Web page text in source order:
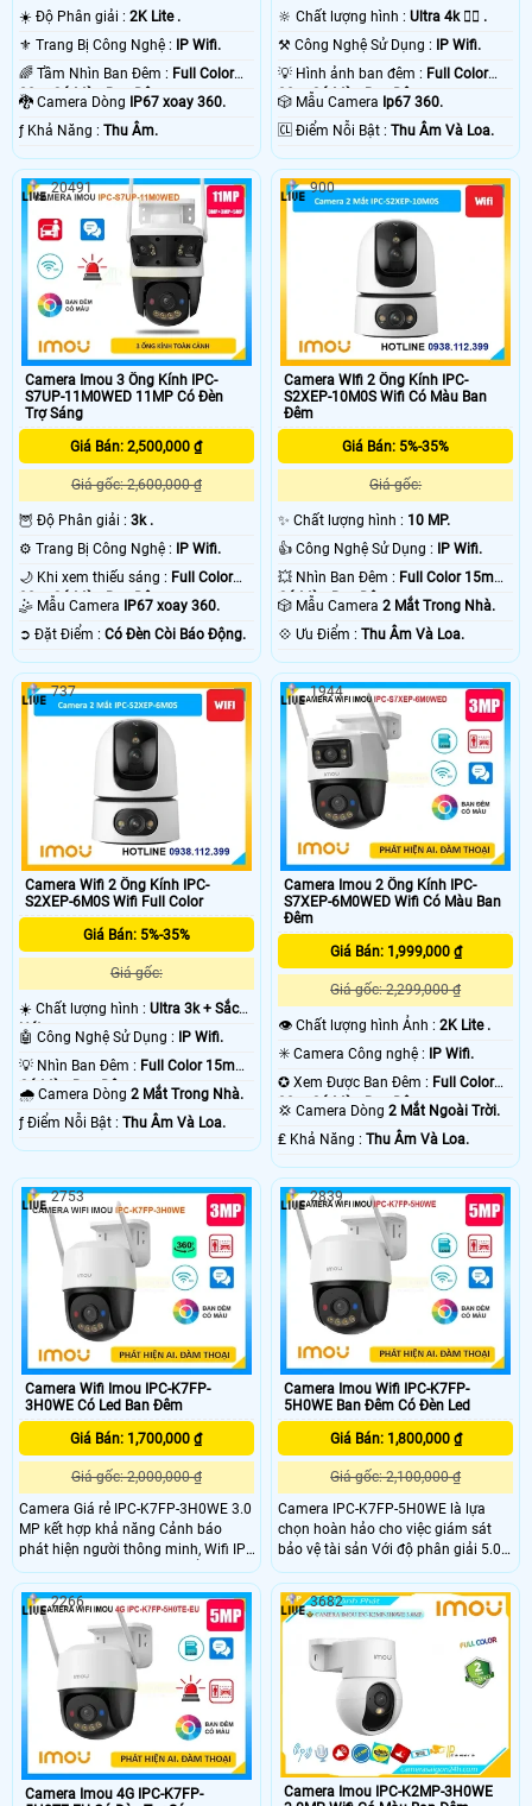
☀️ Độ Phân giải : 2K Lite .
⚜️ Trang Bị Công Nghệ :
IP Wifi.
🌈 Tầm Nhìn Ban Đêm : Full Color
20m Có Màu Ban Ðêm.
🐉️ Camera Dòng
IP67 xoay 360.
️ƒ Khả Năng : Thu Âm.
🔆 Chất lượng hình :Ultra 4k 👍🏾 .
⚒ Công Nghệ Sử Dụng :
IP Wifi.
💡 Hình ảnh ban đêm : Full Color
30m Có Màu Ban Ðêm.
🎲 Mẫu Camera Ip67 360.
️🆑 Điểm Nỗi Bật :Thu Âm Và Loa.
Camera Imou 3 Ống Kính IPC-
S7UP-11M0WED 11MP Có Đèn
Trợ Sáng
Giá Bán: 2,500,000 ₫
Giá gốc: 2,600,000 ₫
🦉 Độ Phân giải : 3k .
⚙ Trang Bị Công Nghệ :
IP Wifi.
🌙 Khi xem thiếu sáng : Full Color
30m Có Màu Ban Ðêm.
🤹 Mẫu Camera
IP67 xoay 360.
️➲ Đặt Điểm : Có Ðèn Còi Báo Động.
20491
Camera WIfi 2 Ống Kính IPC-
S2XEP-10M0S Wifi Có Màu Ban
Đêm
Giá Bán: 5%-35%
Giá gốc:
✨ Chất lượng hình : 10 MP.
👍 Công Nghệ Sử Dụng :
IP Wifi.
💥 Nhìn Ban Đêm : Full Color 15m
Có Màu Ban Ðêm.
🎲 Mẫu Camera2 Mắt Trong Nhà.
️💠 Ưu Điểm :Thu Âm Và Loa.
900
Camera Wifi 2 Ống Kính IPC-
S2XEP-6M0S Wifi Full Color
Giá Bán: 5%-35%
Giá gốc:
☀️ Chất lượng hình : Ultra 3k + Sắc
Nét .
🤖️ Công Nghệ Sử Dụng : IP Wifi.
💡 Nhìn Ban Đêm : Full Color 15m
Có Màu Ban Ðêm.
🌧️ Camera Dòng 2 Mắt Trong Nhà.
️ƒ Điểm Nỗi Bật : Thu Âm Và Loa.
737
Camera Imou 2 Ống Kính IPC-
S7XEP-6M0WED Wifi Có Màu Ban
Đêm
Giá Bán: 1,999,000 ₫
Giá gốc: 2,299,000 ₫
👁 Chất lượng hình Ảnh :2K Lite .
✳️ Camera Công nghệ : IP Wifi.
✪ Xem Được Ban Đêm : Full Color
30m Có Màu Ban Ðêm.
💢 Camera Dòng2 Mắt Ngoài Trời.
️₤ Khả Năng :Thu Âm Và Loa.
1944
Camera Wifi Imou IPC-K7FP-
3H0WE Có Led Ban Đêm
Giá Bán: 1,700,000 ₫
Giá gốc: 2,000,000 ₫
Camera Giá rẻ IPC-K7FP-3H0WE 3.0
MP kết hợp khả năng Cảnh báo
phát hiện người thông minh, Wifi IP,
Còi & nháy đèn khi có chuyển động,
xem màu sắc Full Color 30m vào
ban đêm, trang bị đèn trợ sáng kép,
loa đàm thoại tích hợp, Chống
Ngược Sáng HDR. Camera nhỏ gọn,
xoay 360 độ, thiết kế cao cấp.
2753
Camera Imou Wifi IPC-K7FP-
5H0WE Ban Đêm Có Đèn Led
Giá Bán: 1,800,000 ₫
Giá gốc: 2,100,000 ₫
Camera IPC-K7FP-5H0WE là lựa
chọn hoàn hảo cho việc giám sát
bảo vệ tài sản Với độ phân giải 5.0
megapixel camera không dây này
kết hợp khả năng phát hiện chuyển
động thông minh và phát hiện hình
trang bị đèn cảnh báo xâm nhập và
còi hú tại chỗ, giúp người dùng dễ
dàng nhận biết sự xâm nhập
2839
Camera Imou 4G IPC-K7FP-
2266
Camera Imou IPC-K2MP-3H0WE
3682